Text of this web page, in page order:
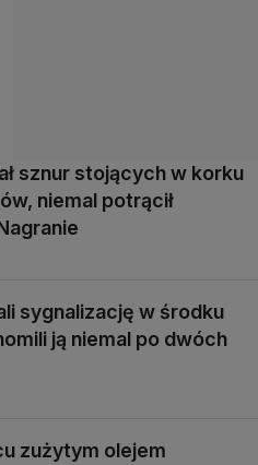
sznur stojących w korku
niemal potrącił
sygnalizację w środku
ją niemal po dwóch
zużytym olejem